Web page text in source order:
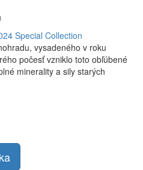
Special Collection
vysadeného v roku
počesť vzniklo toto obľúbené
minerality a sily starých